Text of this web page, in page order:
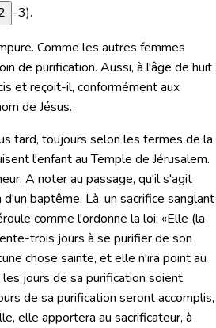
–3).
. Comme les autres femmes
de purification. Aussi, à l'âge de huit
et reçoit-il, conformément aux
de Jésus.
tard, toujours selon les termes de la
l'enfant au Temple de Jérusalem.
A noter au passage, qu'il s'agit
baptême. Là, un sacrifice sanglant
comme l'ordonne la loi: «Elle (la
trois jours à se purifier de son
chose sainte, et elle n'ira point au
jours de sa purification soient
de sa purification seront accomplis,
elle apportera au sacrificateur, à